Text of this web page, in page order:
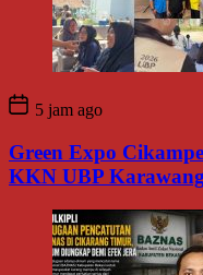
5 jam ago
Green Expo
KKN UBP